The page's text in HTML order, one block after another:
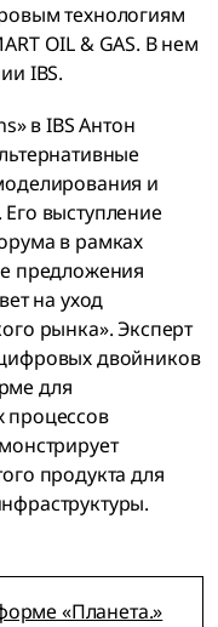
технологиям
OIL & GAS. В нем
IBS.
в IBS Антон
и
выступление
в рамках
предложения
на уход
рынка». Эксперт
двойников
для
процессов
продукта для
«Планета.»